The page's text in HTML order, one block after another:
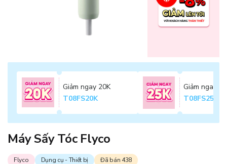
Giảm ngay 20K
T08FS20K
Giảm ngay
T08FS25K
Máy Sấy Tóc Flyco
Flyco Dụng cụ - Thiết bị Đã bán 438